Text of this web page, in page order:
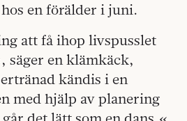
en förälder i juni.
att få ihop livspusslet
säger en klämkäck,
kändis i en
med hjälp av planering